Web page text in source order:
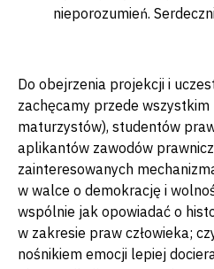
nieporozumień.
Do obejrzenia projekcji i
zachęcamy przede wszystkim
maturzystów), studentów
aplikantów zawodów
zainteresowanych
w walce o demokrację i
wspólnie jak opowiadać o
w zakresie praw człowieka;
nośnikiem emocji lepiej